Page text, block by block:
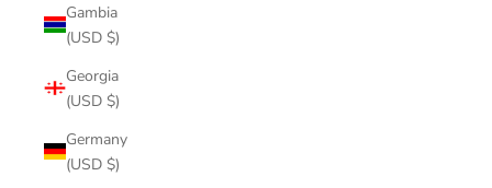
Gambia
(USD $)
Georgia
(USD $)
Germany
(USD $)